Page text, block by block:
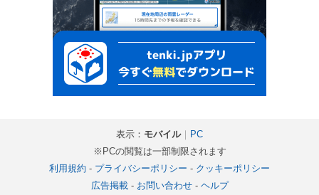
表示： モバイル｜ PC
※PCの閲覧は一部制限されます
利用規約 - プライバシーポリシー - クッキーポリシー
広告掲載- お問い合わせ- ヘルプ